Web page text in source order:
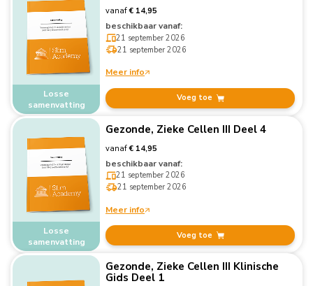
Losse
samenvatting
vanaf€ 14,95
beschikbaar vanaf:
21 september 2026
21 september 2026
Meer info
Voeg toe
Losse
samenvatting
Gezonde, Zieke Cellen III Deel 4
vanaf€ 14,95
beschikbaar vanaf:
21 september 2026
21 september 2026
Meer info
Voeg toe
Gezonde, Zieke Cellen III Klinische
Gids Deel 1